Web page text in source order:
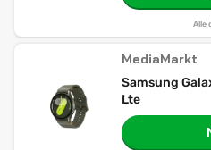
Alle
MediaMarkt
Samsung
Lte